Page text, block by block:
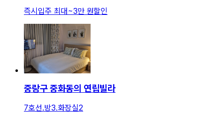
즉시입주 최대~3만 원할인
중랑구 중화동의 연립빌라
7호선.방3.화장실2